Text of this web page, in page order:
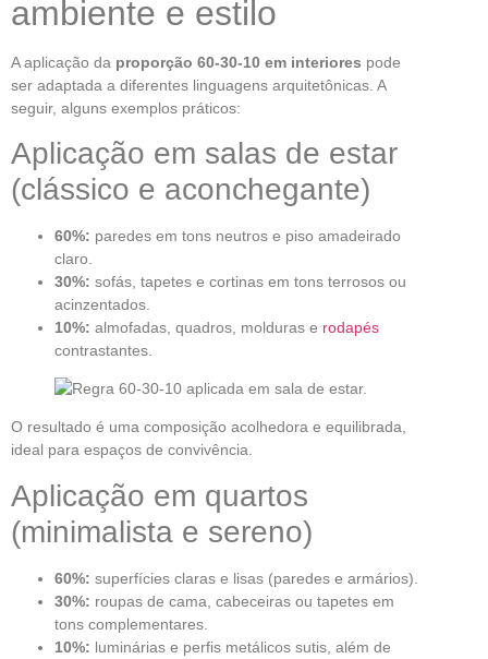
ambiente e estilo
A aplicação da proporção 60-30-10 em interiores pode
ser adaptada a diferentes linguagens arquitetônicas. A
seguir, alguns exemplos práticos:
Aplicação em salas de estar
(clássico e aconchegante)
60%: paredes em tons neutros e piso amadeirado
claro.
30%: sofás, tapetes e cortinas em tons terrosos ou
acinzentados.
10%: almofadas, quadros, molduras e rodapés
contrastantes.
O resultado é uma composição acolhedora e equilibrada,
ideal para espaços de convivência.
Aplicação em quartos
(minimalista e sereno)
60%: superfícies claras e lisas (paredes e armários).
30%: roupas de cama, cabeceiras ou tapetes em
tons complementares.
10%: luminárias e perfis metálicos sutis, além de